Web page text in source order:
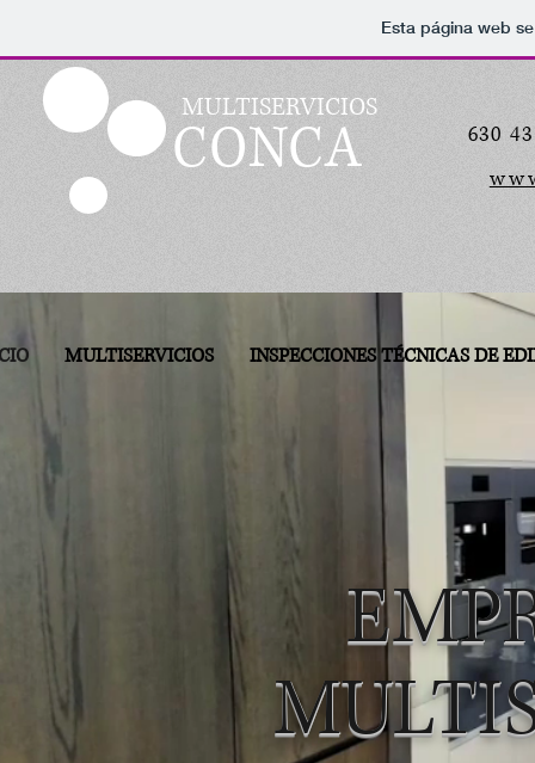
Esta página web
630
MULTISERVICIOS
CONCA
MULTISERVICIOS INSPECCIONES TÉCNICAS DE